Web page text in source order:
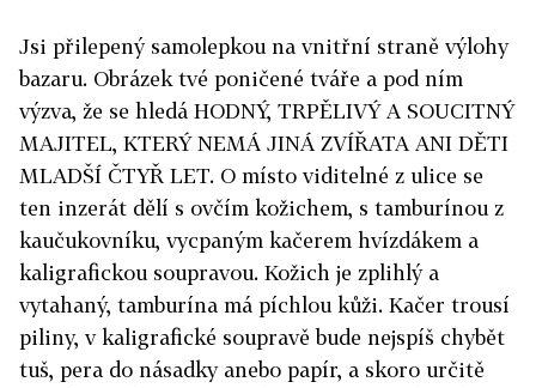
Jsi přilepený samolepkou na vnitřní straně výlohy
bazaru. Obrázek tvé poničené tváře a pod ním
výzva, že se hledá HODNÝ, TRPĚLIVÝ A SOUCITNÝ
MAJITEL, KTERÝ NEMÁ JINÁ ZVÍŘATA ANI DĚTI
MLADŠÍ ČTYŘ LET. O místo viditelné z ulice se
ten inzerát dělí s ovčím kožichem, s tamburínou z
kaučukovníku, vycpaným kačerem hvízdákem a
kaligrafickou soupravou. Kožich je zplihlý a
vytahaný, tamburína má píchlou kůži. Kačer trousí
piliny, v kaligrafické soupravě bude nejspíš chybět
tuš, pera do násadky anebo papír, a skoro určitě